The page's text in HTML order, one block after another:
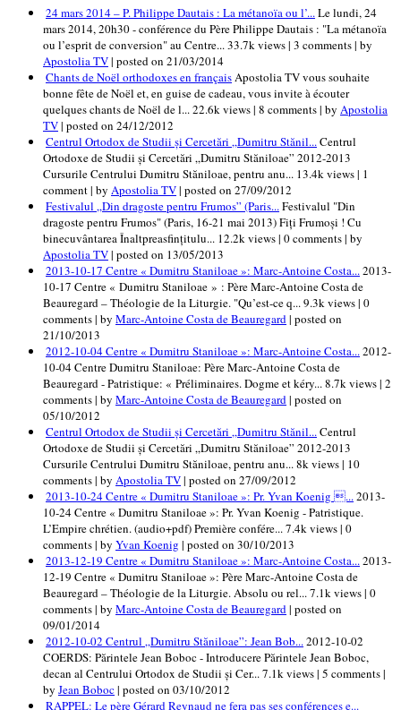
24 mars 2014 – P. Philippe Dautais : La métanoïa ou l’...Le lundi, 24
mars 2014, 20h30 - conférence du Père Philippe Dautais : "La métanoïa
ou l’esprit de conversion" au Centre...33.7k views| 3 comments| by
Apostolia TV| posted on 21/03/2014
Chants de Noël orthodoxes en françaisApostolia TV vous souhaite
bonne fête de Noël et, en guise de cadeau, vous invite à écouter
quelques chants de Noël de l...22.6k views| 8 comments| by Apostolia
TV| posted on 24/12/2012
Centrul Ortodox de Studii și Cercetări „Dumitru Stănil...Centrul
Ortodoxe de Studii și Cercetări „Dumitru Stăniloae” 2012-2013
Cursurile Centrului Dumitru Stăniloae, pentru anu... 13.4k views| 1
comment| by Apostolia TV| posted on 27/09/2012
Festivalul „Din dragoste pentru Frumos” (Paris...Festivalul "Din
dragoste pentru Frumos" (Paris, 16-21 mai 2013) Fiţi Frumoşi ! Cu
binecuvântarea Înaltpreasfinţitulu... 12.2k views| 0 comments| by
Apostolia TV| posted on 13/05/2013
2013-10-17 Centre « Dumitru Staniloae »: Marc-Antoine Costa...2013-
10-17 Centre « Dumitru Staniloae » : Père Marc-Antoine Costa de
Beauregard – Théologie de la Liturgie. "Qu’est-ce q...9.3k views| 0
comments| by Marc-Antoine Costa de Beauregard| posted on
21/10/2013
2012-10-04 Centre « Dumitru Staniloae »: Marc-Antoine Costa...2012-
10-04 Centre Dumitru Staniloae: Père Marc-Antoine Costa de
Beauregard - Patristique: « Préliminaires. Dogme et kéry...8.7k views| 2
comments| by Marc-Antoine Costa de Beauregard| posted on
05/10/2012
Centrul Ortodox de Studii și Cercetări „Dumitru Stănil...Centrul
Ortodoxe de Studii și Cercetări „Dumitru Stăniloae” 2012-2013
Cursurile Centrului Dumitru Stăniloae, pentru anu...8k views| 10
comments| by Apostolia TV| posted on 27/09/2012
2013-10-24 Centre « Dumitru Staniloae »: Pr. Yvan Koenig ...2013-
10-24 Centre « Dumitru Staniloae »: Pr. Yvan Koenig - Patristique.
L’Empire chrétien. (audio+pdf) Première confére...7.4k views| 0
comments| by Yvan Koenig | posted on 30/10/2013
2013-12-19 Centre « Dumitru Staniloae »: Marc-Antoine Costa...2013-
12-19 Centre « Dumitru Staniloae »: Père Marc-Antoine Costa de
Beauregard – Théologie de la Liturgie. Absolu ou rel...7.1k views| 0
comments| by Marc-Antoine Costa de Beauregard| posted on
09/01/2014
2012-10-02 Centrul „Dumitru Stăniloae”: Jean Bob...2012-10-02
COERDS: Părintele Jean Boboc - Introducere Părintele Jean Boboc,
decan al Centrului Ortodox de Studii și Cer...7.1k views| 5 comments|
by Jean Boboc| posted on 03/10/2012
RAPPEL: Le père Gérard Reynaud ne fera pas ses conférences e...